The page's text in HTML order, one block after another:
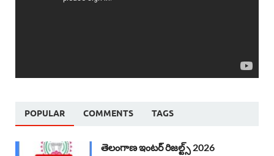
POPULAR COMMENTS TAGS
తెలంగాణ ఇంటర్ రిజల్ట్స్ 2026